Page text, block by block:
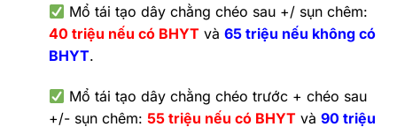
Mổ tái tạo dây chằng chéo sau +/ sụn chêm:
40 triệu nếu có BHYT và 65 triệu nếu không có
BHYT.
Mổ tái tạo dây chằng chéo trước + chéo sau
+/- sụn chêm: 55 triệu nếu có BHYT và 90 triệu